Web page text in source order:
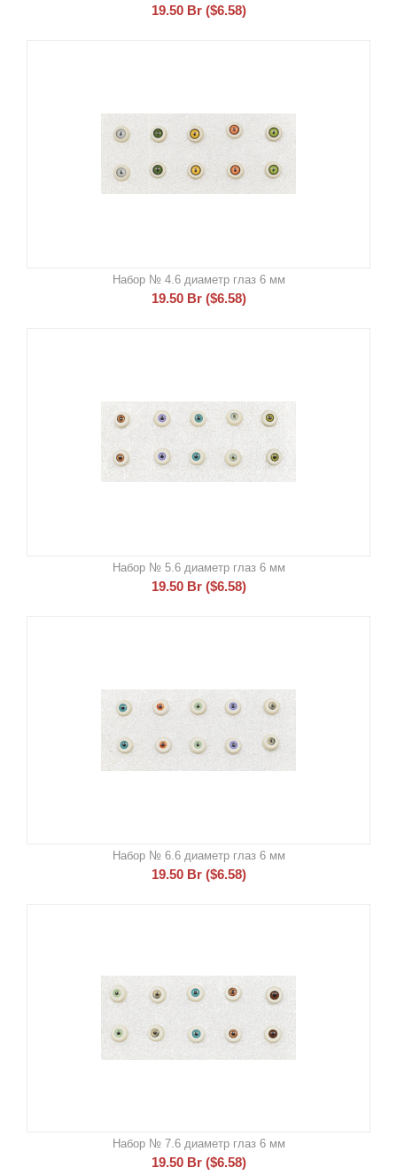
19.50 Br ($6.58)
Набор № 4.6 диаметр глаз 6 мм
19.50 Br ($6.58)
Набор № 5.6 диаметр глаз 6 мм
19.50 Br ($6.58)
Набор № 6.6 диаметр глаз 6 мм
19.50 Br ($6.58)
Набор № 7.6 диаметр глаз 6 мм
19.50 Br ($6.58)